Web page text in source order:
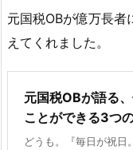
元国税OBが億万長
えてくれました。
元国税OBが語る
ことができる3つ
どうも。『毎日が祝日